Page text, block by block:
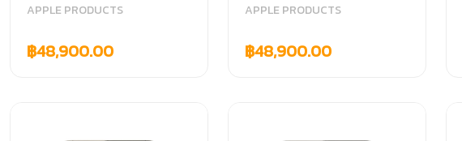
APPLE PRODUCTS
฿48,900.00
APPLE PRODUCTS
฿48,900.00